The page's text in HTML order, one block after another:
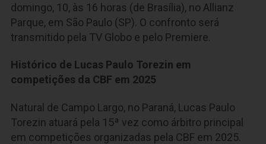
domingo, 10, às 16 horas (de Brasília), no Allianz
Parque, em São Paulo (SP). O confronto será
transmitido pela TV Globo e pelo Premiere.
Histórico de Lucas Paulo Torezin em
competições da CBF em 2025
Natural de Campo Largo, no Paraná, Lucas Paulo
Torezin atuará pela 15ª vez como árbitro principal
em competições organizadas pela CBF em 2025.